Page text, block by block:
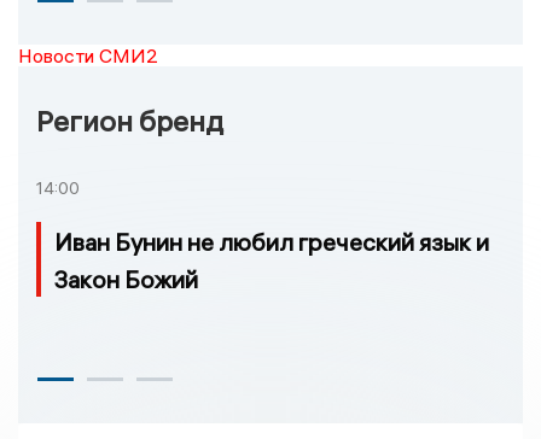
Новости СМИ2
Регион бренд
14:00
Иван Бунин не любил греческий язык и
Закон Божий